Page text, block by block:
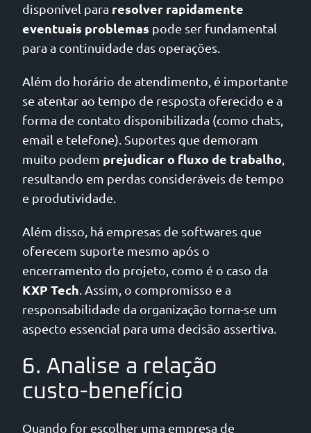
disponível para resolver rapidamente
eventuais problemas pode ser fundamental
para a continuidade das operações.
Além do horário de atendimento, é importante
se atentar ao tempo de resposta oferecido e a
forma de contato disponibilizada (como chats,
email e telefone). Suportes que demoram
muito podem prejudicar o fluxo de trabalho,
resultando em perdas consideráveis de tempo
e produtividade.
Além disso, há empresas de softwares que
oferecem suporte mesmo após o
encerramento do projeto, como é o caso da
KXP Tech. Assim, o compromisso e a
responsabilidade da organização torna-se um
aspecto essencial para uma decisão assertiva.
6. Analise a relação
custo-benefício
Quando for escolher uma empresa de